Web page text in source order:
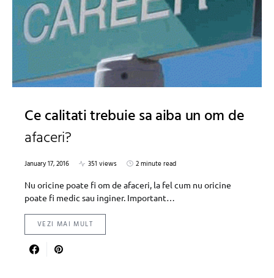
Ce calitati trebuie sa aiba un om de
afaceri?
January 17, 2016 351 views
2 minute read
Nu oricine poate fi om de afaceri, la fel cum nu oricine
poate fi medic sau inginer. Important…
VEZI MAI MULT